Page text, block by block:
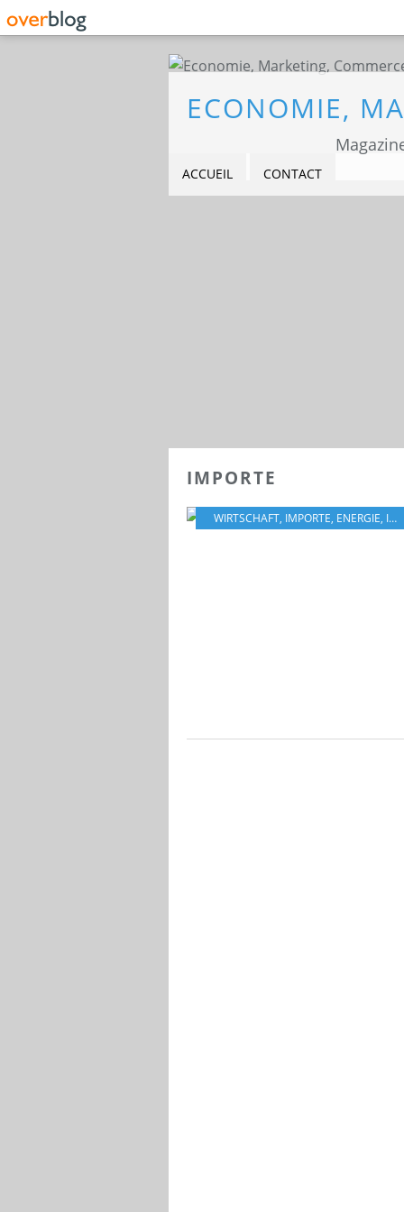
ACCUEIL CONTACT
IMPORTE
WIRTSCHAFT, IMPORTE, ENERGIE, ITALIEN